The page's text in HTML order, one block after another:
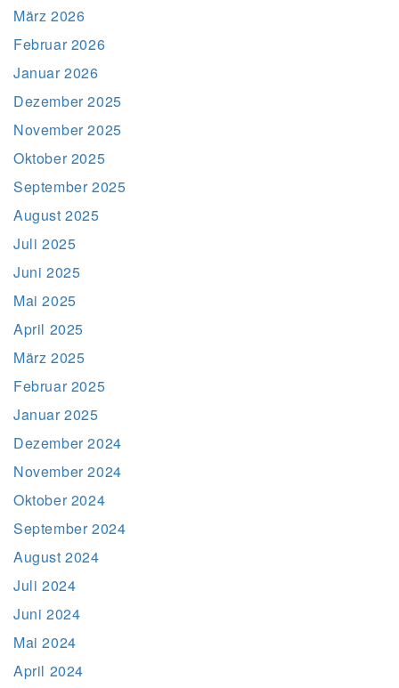
März 2026
Februar 2026
Januar 2026
Dezember 2025
November 2025
Oktober 2025
September 2025
August 2025
Juli 2025
Juni 2025
Mai 2025
April 2025
März 2025
Februar 2025
Januar 2025
Dezember 2024
November 2024
Oktober 2024
September 2024
August 2024
Juli 2024
Juni 2024
Mai 2024
April 2024